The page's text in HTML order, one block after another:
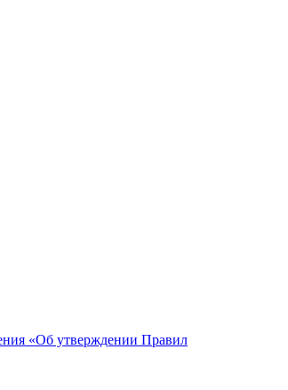
«Об утверждении Правил